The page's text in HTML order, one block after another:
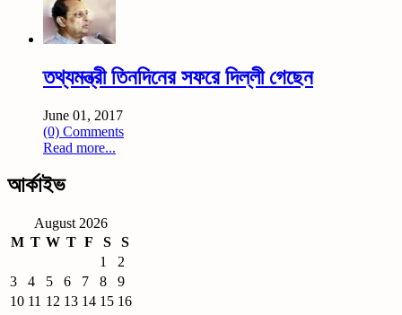
তথ্যমন্ত্রী তিনদিনের সফরে দিল্লী গেছেন
June 01, 2017
(0) Comments
Read more...
আর্কাইভ
August 2026
M T W T F S
S
1
2
3
4 5 6 7 8
9
10 11 12 13 14 15 16